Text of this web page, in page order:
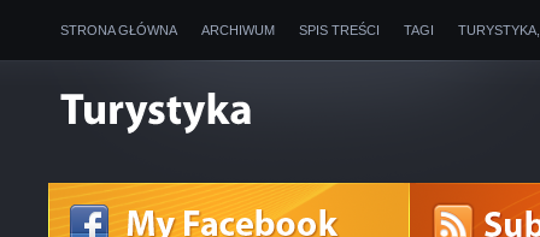
STRONA GŁÓWNA ARCHIWUM SPIS TREŚCI TAGI